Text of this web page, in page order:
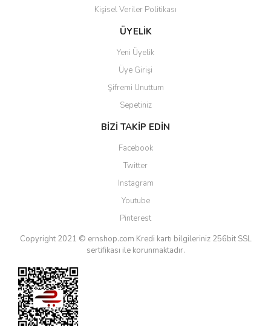
Gönder
Kişisel Veriler Politikası
ÜYELİK
Yeni Üyelik
Üye Girişi
Şifremi Unuttum
Sepetiniz
BİZİ TAKİP EDİN
Facebook
Twitter
Instagram
Youtube
Pinterest
Copyright 2021 © ernshop.com Kredi kartı bilgileriniz 256bit SSL
sertifikası ile korunmaktadır.